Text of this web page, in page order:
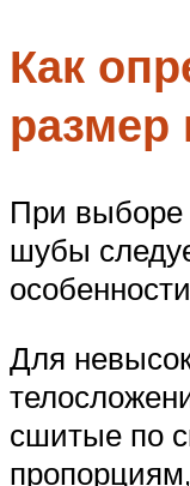
Как
При выборе
шубы
Для
сшитые по